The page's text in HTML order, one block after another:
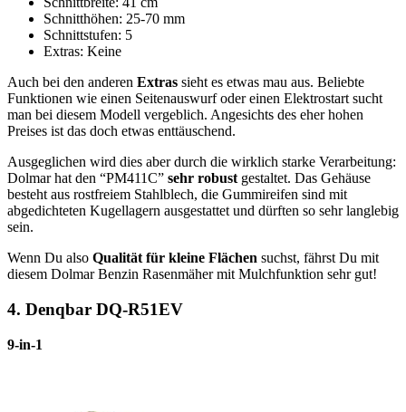
Schnitthöhen: 25-70 mm
Schnittstufen: 5
Extras: Keine
Auch bei den anderen Extras sieht es etwas mau aus. Beliebte
Funktionen wie einen Seitenauswurf oder einen Elektrostart sucht
man bei diesem Modell vergeblich. Angesichts des eher hohen
Preises ist das doch etwas enttäuschend.
Ausgeglichen wird dies aber durch die wirklich starke Verarbeitung:
Dolmar hat den “PM411C” sehr robust gestaltet. Das Gehäuse
besteht aus rostfreiem Stahlblech, die Gummireifen sind mit
abgedichteten Kugellagern ausgestattet und dürften so sehr langlebig
sein.
Wenn Du also Qualität für kleine Flächen suchst, fährst Du mit
diesem Dolmar Benzin Rasenmäher mit Mulchfunktion sehr gut!
4. Denqbar DQ-R51EV
9-in-1